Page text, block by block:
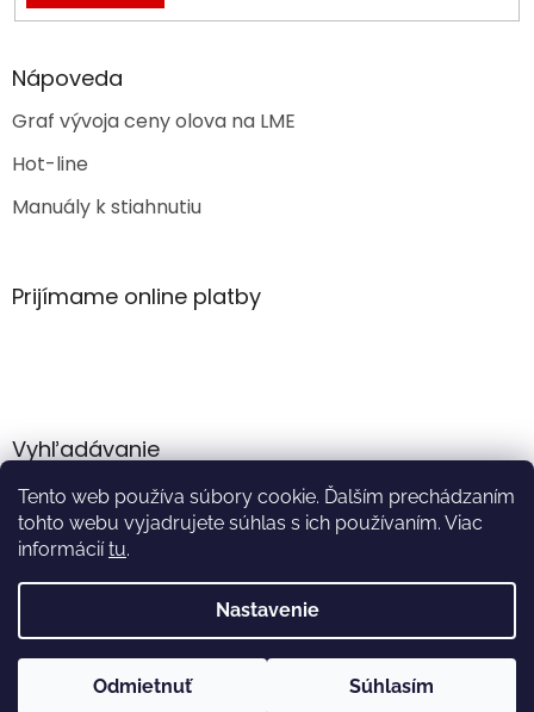
Tento web používa súbory cookie. Ďalším prechádzaním
tohto webu vyjadrujete súhlas s ich používaním. Viac
informáciítu.
Nastavenie
Odmietnuť Súhlasím
Nápoveda
Graf vývoja ceny olova na LME
Hot-line
Manuály k stiahnutiu
Prijímame online platby
Vyhľadávanie
HĽADAŤ
Vytvoril Shoptet
Copyright 2026Akumulator.sk . Všetky práva vyhradené.